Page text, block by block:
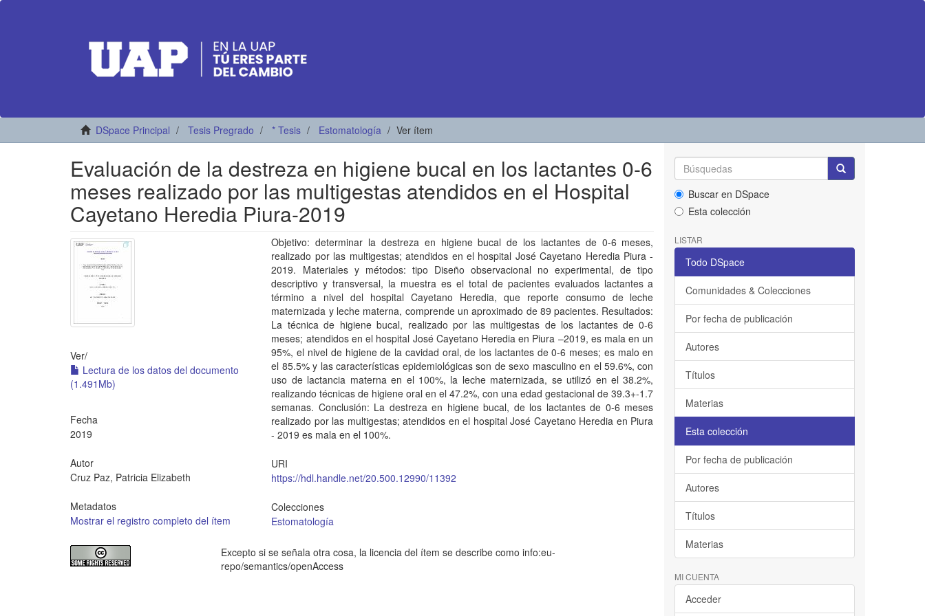
DSpace Principal Tesis Pregrado * Tesis Estomatología Ver ítem
Evaluación de la destreza en higiene bucal en los lactantes 0-6
meses realizado por las multigestas atendidos en el Hospital
Cayetano Heredia Piura-2019
Ver/
Lectura de los datos del documento
(1.491Mb)
Fecha
2019
Autor
Cruz Paz, Patricia Elizabeth
Metadatos
Mostrar el registro completo del ítem
Objetivo: determinar la destreza en higiene bucal de los lactantes de 0-6 meses,
realizado por las multigestas; atendidos en el hospital José Cayetano Heredia Piura -
2019. Materiales y métodos: tipo Diseño observacional no experimental, de tipo
descriptivo y transversal, la muestra es el total de pacientes evaluados lactantes a
término a nivel del hospital Cayetano Heredia, que reporte consumo de leche
maternizada y leche materna, comprende un aproximado de 89 pacientes. Resultados:
La técnica de higiene bucal, realizado por las multigestas de los lactantes de 0-6
meses; atendidos en el hospital José Cayetano Heredia en Piura –2019, es mala en un
95%, el nivel de higiene de la cavidad oral, de los lactantes de 0-6 meses; es malo en
el 85.5% y las características epidemiológicas son de sexo masculino en el 59.6%, con
uso de lactancia materna en el 100%, la leche maternizada, se utilizó en el 38.2%,
realizando técnicas de higiene oral en el 47.2%, con una edad gestacional de 39.3+-1.7
semanas. Conclusión: La destreza en higiene bucal, de los lactantes de 0-6 meses
realizado por las multigestas; atendidos en el hospital José Cayetano Heredia en Piura
- 2019 es mala en el 100%.
URI
https://hdl.handle.net/20.500.12990/11392
Colecciones
Estomatología
Excepto si se señala otra cosa, la licencia del ítem se describe como info:eu-
repo/semantics/openAccess
Buscar en DSpace
Esta colección
LISTAR
Todo DSpace
Comunidades & Colecciones
Por fecha de publicación
Autores
Títulos
Materias
Esta colección
Por fecha de publicación
Autores
Títulos
Materias
MI CUENTA
Acceder